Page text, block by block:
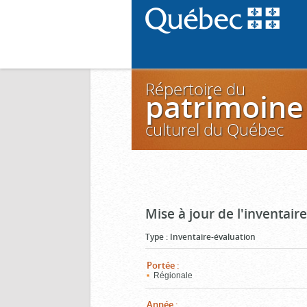
Répertoire du
patrimoine
culturel du Québec
Mise à jour de
Type : Inventaire-évaluation
Portée :
Régionale